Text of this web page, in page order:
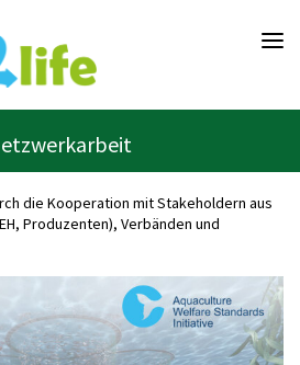
nah
am
Leben
die Kooperation mit Stakeholdern aus
Produzenten), Verbänden und